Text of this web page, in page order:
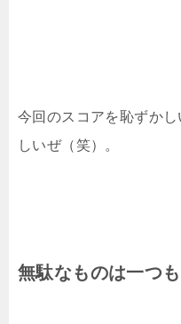
今回のスコアを恥ずか
しいぜ（笑）。
無駄なものは一つも